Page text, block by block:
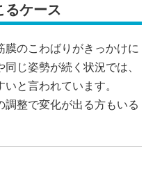
るケース
のこわばりがきっかけに
じ姿勢が続く状況では、
と言われています。
調整で変化が出る方もいる